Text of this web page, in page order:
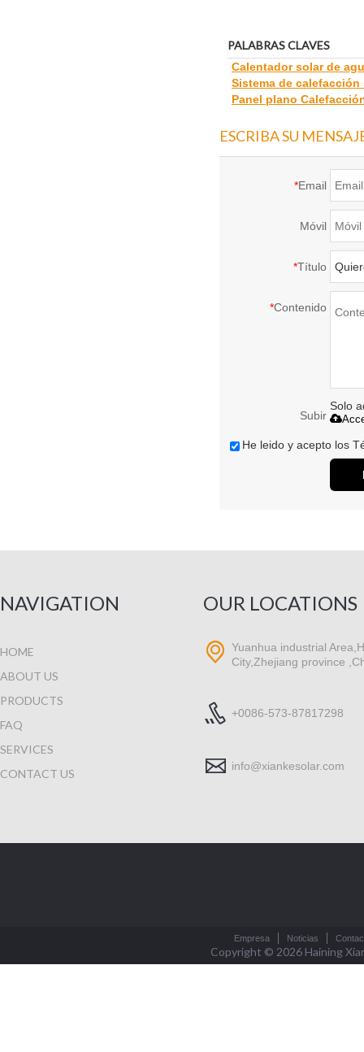
solar de acero
inoxidable pre-
calentado sin
PALABRAS CLAVES
Calentador solar de
Sistema de
Panel plano
ESCRIBA SU
*Email
Móvil
*Título
*Contenido
Subir
Solo
He leido y acepto los
NAVIGATION
HOME
ABOUT US
PRODUCTS
FAQ
SERVICES
CONTACT US
OUR LOCATIONS
Yuanhua industrial
City,Zhejiang province
+0086-573-87817298
info@xiankesolar.com
Empresa Noticias
Copyright © 2026 Haining